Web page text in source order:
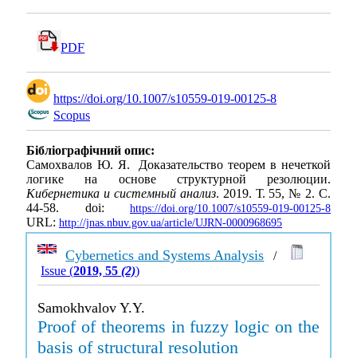
PDF
https://doi.org/10.1007/s10559-019-00125-8
Scopus
Бібліографічний опис:
Самохвалов Ю. Я. Доказательство теорем в нечеткой
логике на основе структурной резолюции.
Кибернетика и системный анализ. 2019. Т. 55, № 2. С.
44-58. doi: https://doi.org/10.1007/s10559-019-00125-8
URL: http://jnas.nbuv.gov.ua/article/UJRN-0000968695
Cybernetics and Systems Analysis /
Issue (2019, 55(2))
Samokhvalov Y.Y.
Proof of theorems in fuzzy logic on the
basis of structural resolution